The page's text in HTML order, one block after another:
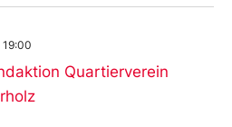
Quartierverein
19:00